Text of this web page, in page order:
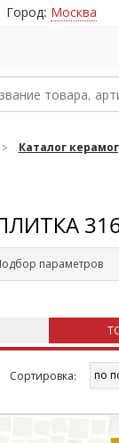
Город: Москва
Каталог
параметров
Cортировка: по